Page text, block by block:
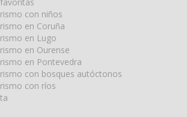
con niños
en Coruña
en Lugo
en Ourense
en Pontevedra
con bosques autóctonos
con ríos